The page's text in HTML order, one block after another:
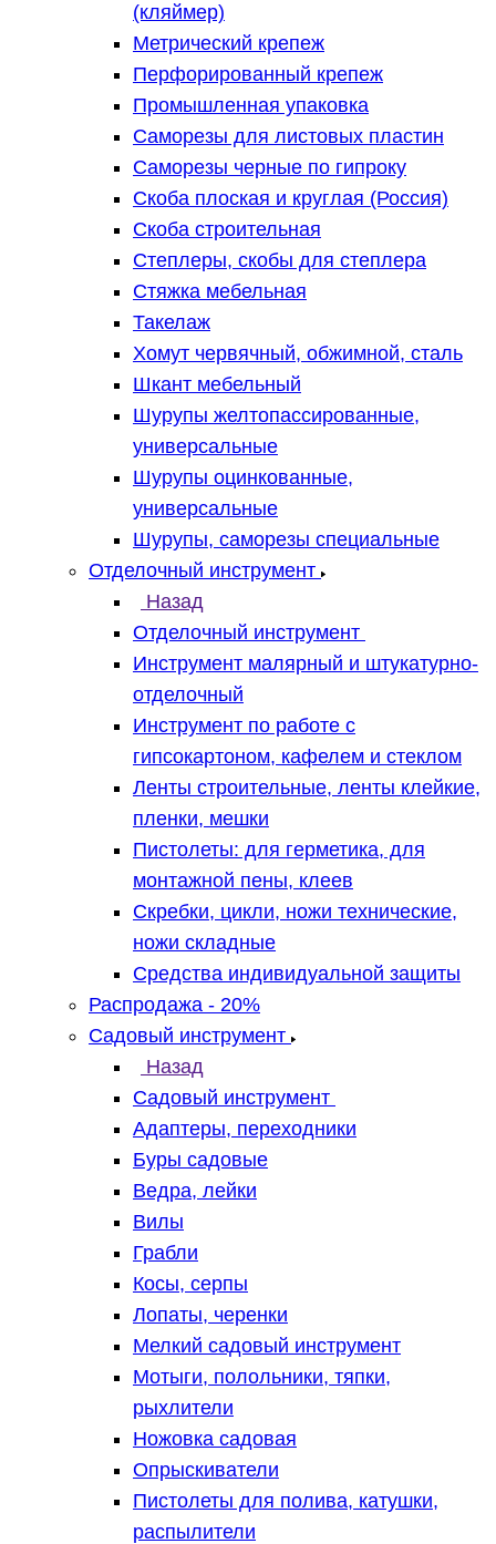
(кляймер)
Метрический крепеж
Перфорированный крепеж
Промышленная упаковка
Саморезы для листовых пластин
Саморезы черные по гипроку
Скоба плоская и круглая (Россия)
Скоба строительная
Степлеры, скобы для степлера
Стяжка мебельная
Такелаж
Хомут червячный, обжимной, сталь
Шкант мебельный
Шурупы желтопассированные,
универсальные
Шурупы оцинкованные,
универсальные
Шурупы, саморезы специальные
Отделочный инструмент
Назад
Отделочный инструмент
Инструмент малярный и штукатурно-
отделочный
Инструмент по работе с
гипсокартоном, кафелем и стеклом
Ленты строительные, ленты клейкие,
пленки, мешки
Пистолеты: для герметика, для
монтажной пены, клеев
Скребки, цикли, ножи технические,
ножи складные
Средства индивидуальной защиты
Распродажа - 20%
Садовый инструмент
Назад
Садовый инструмент
Адаптеры, переходники
Буры садовые
Ведра, лейки
Вилы
Грабли
Косы, серпы
Лопаты, черенки
Мелкий садовый инструмент
Мотыги, полольники, тяпки,
рыхлители
Ножовка садовая
Опрыскиватели
Пистолеты для полива, катушки,
распылители